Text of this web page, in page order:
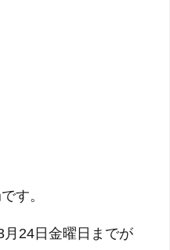
す。
24日金曜日までが